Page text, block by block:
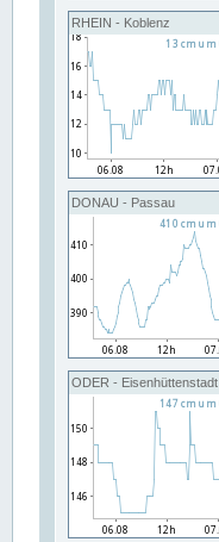
RHEIN - Koblenz
DONAU - Passau
ODER - Eisenhüttenstadt